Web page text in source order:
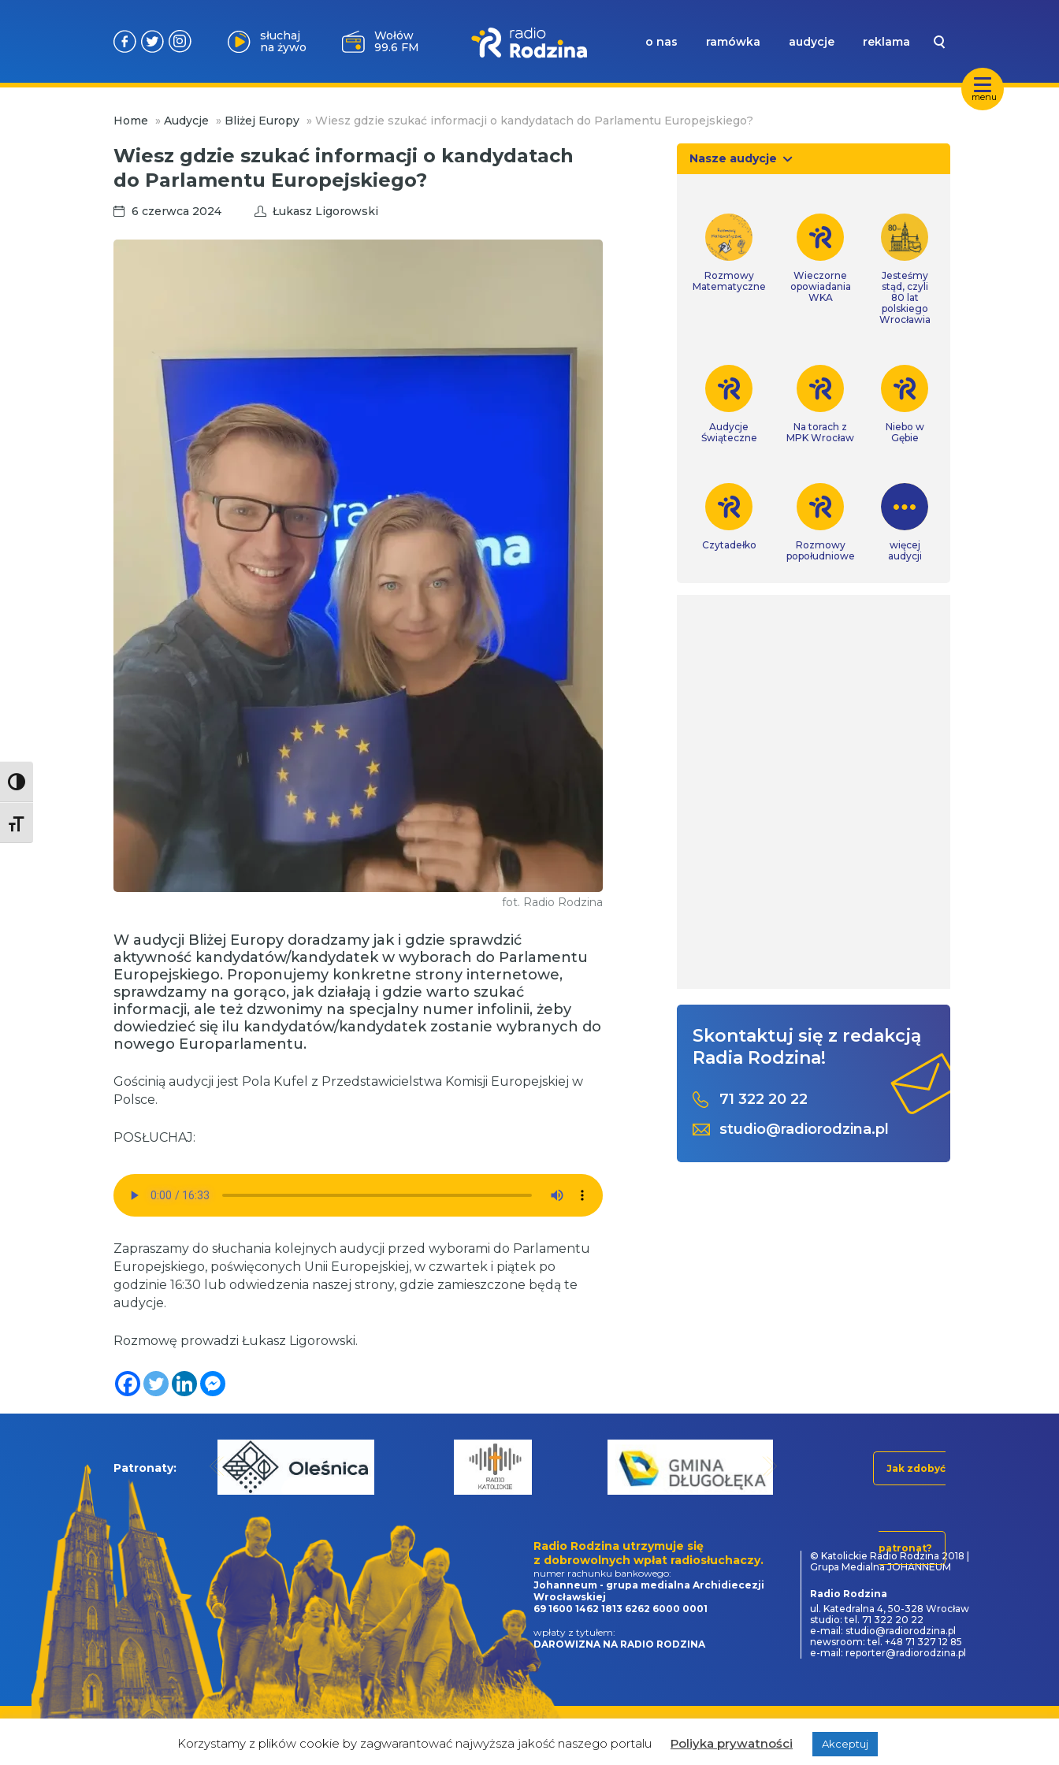
Toggle High Contrast
Toggle Font size
menu
słuchaj
na żywo
Milicz
88.5 FM
o nas ramówka audycje reklama
Home » Audycje » Bliżej Europy » Wiesz gdzie szukać informacji o kandydatach do Parlamentu Europejskiego?
Wiesz gdzie szukać informacji o kandydatach
do Parlamentu Europejskiego?
6 czerwca 2024 Łukasz Ligorowski
fot. Radio Rodzina
W audycji Bliżej Europy doradzamy jak i gdzie sprawdzić
aktywność kandydatów/kandydatek w wyborach do Parlamentu
Europejskiego. Proponujemy konkretne strony internetowe,
sprawdzamy na gorąco, jak działają i gdzie warto szukać
informacji, ale też dzwonimy na specjalny numer infolinii, żeby
dowiedzieć się ilu kandydatów/kandydatek zostanie wybranych do
nowego Europarlamentu.
Gościnią audycji jest Pola Kufel z Przedstawicielstwa Komisji Europejskiej w
Polsce.
POSŁUCHAJ:
Zapraszamy do słuchania kolejnych audycji przed wyborami do Parlamentu
Europejskiego, poświęconych Unii Europejskiej, w czwartek i piątek po
godzinie 16:30 lub odwiedzenia naszej strony, gdzie zamieszczone będą te
audycje.
Rozmowę prowadzi Łukasz Ligorowski.
Nasze audycje
Rozmowy
Matematyczne
Wieczorne
opowiadania
WKA
Jesteśmy
stąd, czyli
80 lat
polskiego
Wrocławia
Audycje
Świąteczne
Na torach z
MPK Wrocław
Niebo w
Gębie
Czytadełko
Rozmowy
popołudniowe
więcej
audycji
Skontaktuj się z redakcją
Radia Rodzina!
71 322 20 22
studio@radiorodzina.pl
Patronaty: Jak zdobyć
patronat?
Radio Rodzina utrzymuje się
z dobrowolnych wpłat radiosłuchaczy.
numer rachunku bankowego:
Johanneum - grupa medialna Archidiecezji
Wrocławskiej
69 1600 1462 1813 6262 6000 0001
wpłaty z tytułem:
DAROWIZNA NA RADIO RODZINA
© Katolickie Radio Rodzina 2018 |
Grupa Medialna JOHANNEUM
Radio Rodzina
ul. Katedralna 4, 50-328 Wrocław
studio: tel. 71 322 20 22
e-mail: studio@radiorodzina.pl
newsroom: tel. +48 71 327 12 85
e-mail: reporter@radiorodzina.pl
powered by
Korzystamy z plików cookie by zagwarantować najwyższa jakość naszego portalu Poliyka prywatności Akceptuj